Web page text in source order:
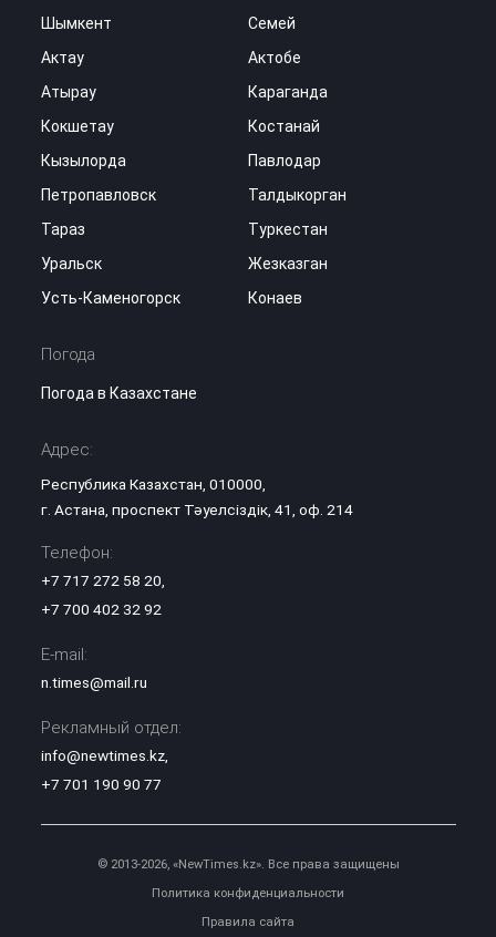
Шымкент
Семей
Актау
Актобе
Атырау
Караганда
Кокшетау
Костанай
Кызылорда
Павлодар
Петропавловск
Талдыкорган
Тараз
Туркестан
Уральск
Жезказган
Усть-Каменогорск
Конаев
Погода
Погода в Казахстане
Адрес:
Республика Казахстан, 010000,
г. Астана, проспект Тәуелсіздік, 41, оф. 214
Телефон:
+7 717 272 58 20
+7 700 402 32 92
E-mail:
n.times@mail.ru
Рекламный отдел:
info@newtimes.kz,
+7 701 190 90 77
© 2013-2026, «NewTimes.kz». Все права защищены
Политика конфиденциальности
Правила сайта